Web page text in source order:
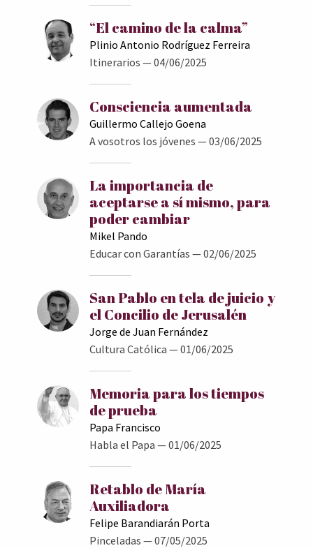
“El camino de la calma”
Plinio Antonio Rodríguez Ferreira
Itinerarios — 04/06/2025
Consciencia aumentada
Guillermo Callejo Goena
A vosotros los jóvenes — 03/06/2025
La importancia de
aceptarse a sí mismo, para
poder cambiar
Mikel Pando
Educar con Garantías — 02/06/2025
San Pablo en tela de juicio y
el Concilio de Jerusalén
Jorge de Juan Fernández
Cultura Católica — 01/06/2025
Memoria para los tiempos
de prueba
Papa Francisco
Habla el Papa — 01/06/2025
Retablo de María
Auxiliadora
Felipe Barandiarán Porta
Pinceladas — 07/05/2025